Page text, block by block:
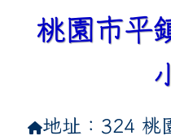
桃園市平
地址：324 桃